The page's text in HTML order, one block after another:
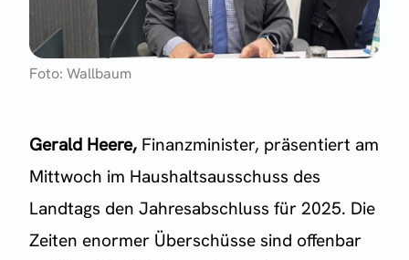
Foto: Wallbaum
Gerald Heere, Finanzminister, präsentiert am
Mittwoch im Haushaltsausschuss des
Landtags den Jahresabschluss für 2025. Die
Zeiten enormer Überschüsse sind offenbar